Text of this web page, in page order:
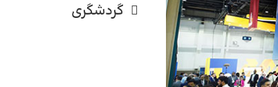
گردشگری